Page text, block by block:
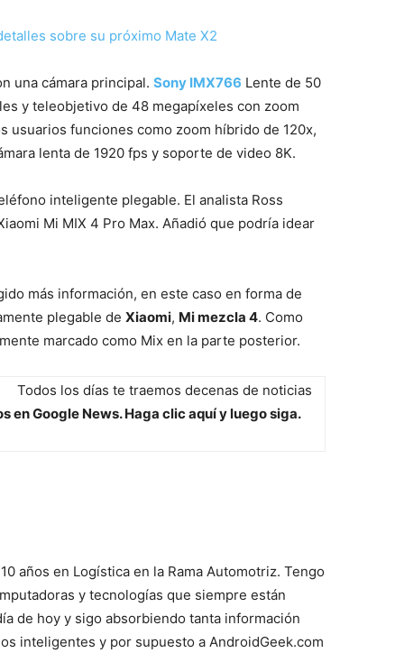
sobre su próximo Mate X2
una cámara principal. Sony IMX766 Lente de 50
y teleobjetivo de 48 megapíxeles con zoom
usuarios funciones como zoom híbrido de 120x,
lenta de 1920 fps y soporte de video 8K.
inteligente plegable. El analista Ross
Mi MIX 4 Pro Max. Añadió que podría idear
más información, en este caso en forma de
plegable de Xiaomi, Mi mezcla 4. Como
marcado como Mix en la parte posterior.
Todos los días te traemos decenas de noticias
en Google News. Haga clic aquí y luego siga.
años en Logística en la Rama Automotriz. Tengo
y tecnologías que siempre están
de hoy y sigo absorbiendo tanta información
inteligentes y por supuesto a AndroidGeek.com